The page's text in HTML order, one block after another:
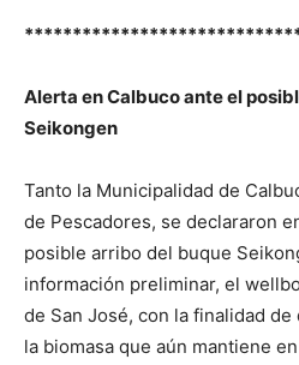
Alerta en Calbuco ante el
Seikongen
Tanto la Municipalidad de
de Pescadores, se declararon
posible arribo del buque
información preliminar, el
de San José, con la finalidad
la biomasa que aún mantiene